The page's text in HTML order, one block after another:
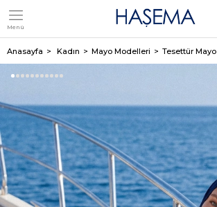
Menü
Üye Girişi Üye Ol
Anasayfa Kadın Mayo Modelleri Tesettür Mayo